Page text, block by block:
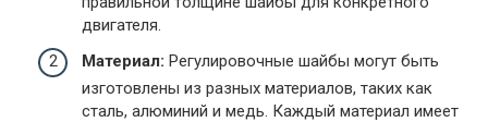
двигателя.
Материал: Регулировочные шайбы могут быть
изготовлены из разных материалов, таких как
сталь, алюминий и медь. Каждый материал имеет